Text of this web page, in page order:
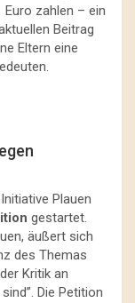
zahlen – ein
Beitrag
Eltern eine
Plauen
gestartet.
äußert sich
des Themas
Kritik an
Die Petition